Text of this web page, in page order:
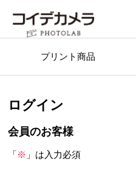
プリント商品
ログイン
会員のお客様
「※ 」は入力必須